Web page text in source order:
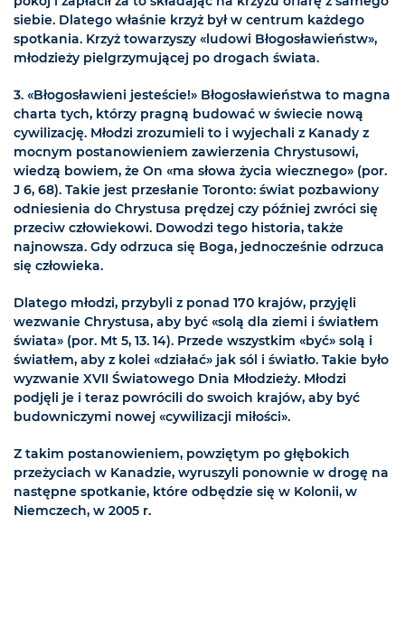
siebie. Dlatego właśnie krzyż był w centrum każdego
spotkania. Krzyż towarzyszy «ludowi Błogosławieństw»,
młodzieży pielgrzymującej po drogach świata.
3. «Błogosławieni jesteście!» Błogosławieństwa to magna
charta tych, którzy pragną budować w świecie nową
cywilizację. Młodzi zrozumieli to i wyjechali z Kanady z
mocnym postanowieniem zawierzenia Chrystusowi,
wiedzą bowiem, że On «ma słowa życia wiecznego» (por.
J 6, 68). Takie jest przesłanie Toronto: świat pozbawiony
odniesienia do Chrystusa prędzej czy później zwróci się
przeciw człowiekowi. Dowodzi tego historia, także
najnowsza. Gdy odrzuca się Boga, jednocześnie odrzuca
się człowieka.
Dlatego młodzi, przybyli z ponad 170 krajów, przyjęli
wezwanie Chrystusa, aby być «solą dla ziemi i światłem
świata» (por. Mt 5, 13. 14). Przede wszystkim «być» solą i
światłem, aby z kolei «działać» jak sól i światło. Takie było
wyzwanie XVII Światowego Dnia Młodzieży. Młodzi
podjęli je i teraz powrócili do swoich krajów, aby być
budowniczymi nowej «cywilizacji miłości».
Z takim postanowieniem, powziętym po głębokich
przeżyciach w Kanadzie, wyruszyli ponownie w drogę na
następne spotkanie, które odbędzie się w Kolonii, w
Niemczech, w 2005 r.